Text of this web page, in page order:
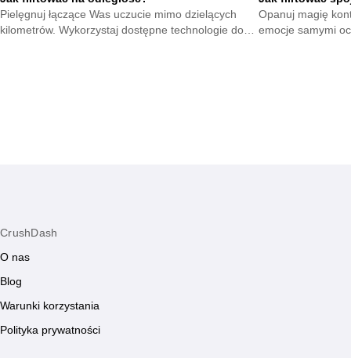
Pielęgnuj łączące Was uczucie mimo dzielących
kilometrów. Wykorzystaj dostępne technologie do
Opanuj magię
emocje samymi
CrushDash
O nas
Blog
Warunki korzystania
Polityka prywatności